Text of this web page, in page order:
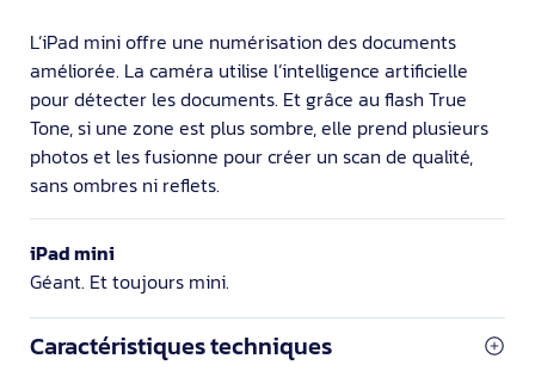
L’iPad mini offre une numérisa­tion des docu­ments
améliorée. La caméra utilise l’intel­ligence artificielle
pour détecter les docu­ments. Et grâce au flash True
Tone, si une zone est plus sombre, elle prend plusieurs
photos et les fusionne pour créer un scan de qualité,
sans ombres ni reflets.
iPad mini
Géant. Et toujours mini.
Caractéristiques techniques